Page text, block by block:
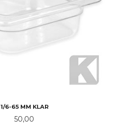
1/6-65 MM KLAR
Pris
50,00